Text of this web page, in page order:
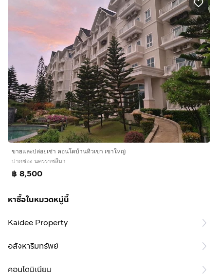
ขายและปล่อยเช่า คอนโดบ้านทิวเขา เขาใหญ่
ปากช่อง นครราชสีมา
฿ 8,500
หาซื้อในหมวดหมู่นี้
Kaidee Property
อสังหาริมทรัพย์
คอนโดมิเนียม